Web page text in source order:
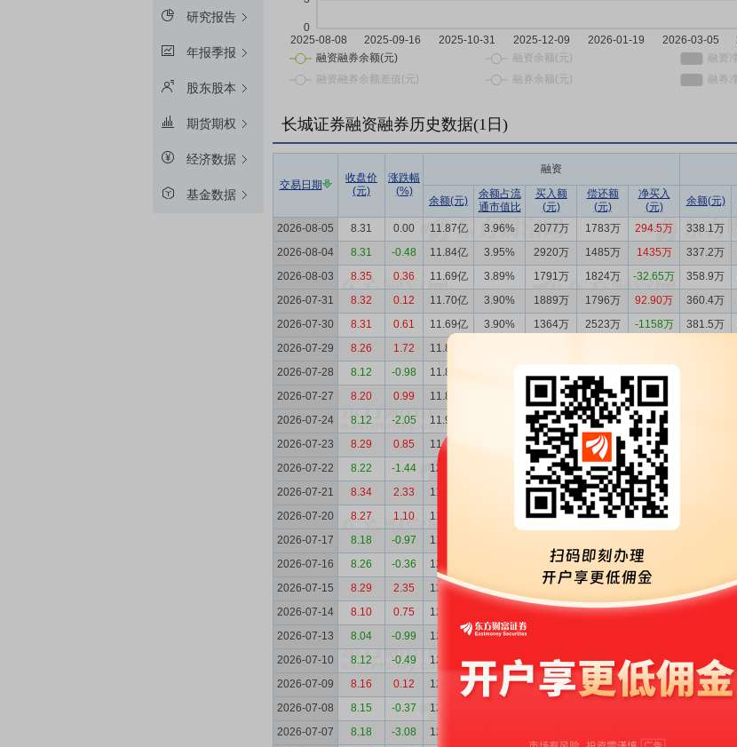
研究报告
年报季报
股东股本
期货期权
经济数据
基金数据
长城证券融资融券历史数据(1 日)
交易日期
收盘价
(元)
涨跌幅
(%)
融资
余额(元)
余额占流
通市值比
买入额
(元)
偿还额
(元)
净买入
(元)
余额(元)
2026-08-05
8.31 0.00 11.87亿 3.96% 2077万 1783万 294.5万 338.1万
2026-08-04
8.31 -0.48 11.84亿 3.95% 2920万 1485万 1435万 337.2万
2026-08-03
8.35 0.36 11.69亿 3.89% 1791万 1824万 -32.65万 358.9万
2026-07-31
8.32 0.12 11.70亿 3.90% 1889万 1796万 92.90万 360.4万
2026-07-30
8.31 0.61 11.69亿 3.90% 1364万 2523万 -1158万 381.5万
2026-07-29
8.26 1.72 11.80亿
2026-07-28
8.12 -0.98 11.89亿
2026-07-27
8.20 0.99 11.88亿 789.4万 1693万 -903.4万
2026-07-24
8.12 -2.05 11.97亿 1721万 1327万 394.1万
2026-07-23
8.29 0.85 11.93亿 1393万 2156万 -762.8万
2026-07-22
8.22 -1.44 12.01亿 3432万 2776万 656.6万
2026-07-21
8.34 2.33 11.94亿 3705万 2940万 764.9万
2026-07-20
8.27 1.10 11.86亿 1927万 3105万 -1177万
2026-07-17
8.18 -0.97 11.98亿
2026-07-16
8.26 -0.36 12.00亿 1241万 1810万 -569.0万
2026-07-15
8.29 2.35 12.06亿 4.04% 1068万 2664万 -1596万 572.9万
2026-07-14
8.10 0.75 12.22亿 971.2万 1357万 -386.3万
2026-07-13
8.04 -0.99 12.26亿 4.23%
2026-07-10
8.12 -0.49 12.29亿 4.20% 2178万 2054万 123.9万 497.8万
2026-07-09
8.16 0.12 12.28亿 4.18% 1457万 1841万 -384.1万 583.5万
2026-07-08
8.15 -0.37 12.31亿
2026-07-07
8.18 -3.08 12.35亿